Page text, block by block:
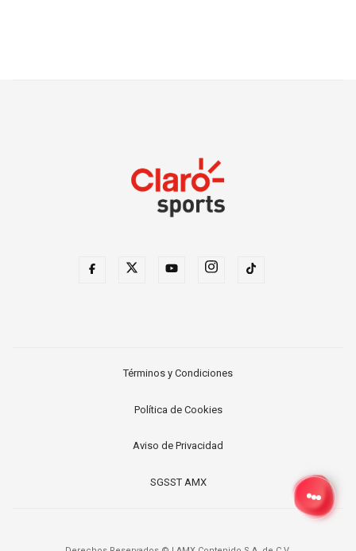
Términos y Condiciones
Política de Cookies
Aviso de Privacidad
SGSST AMX